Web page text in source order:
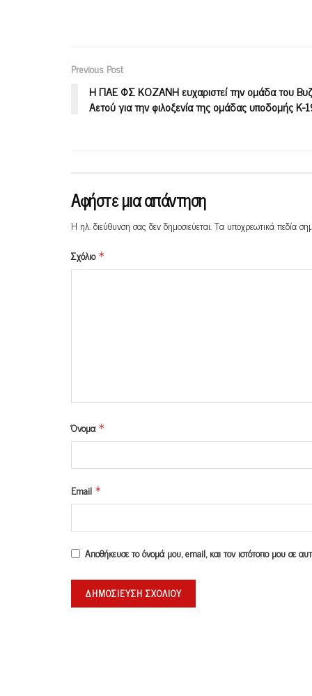
Previous Post
H ΠΑΕ ΦΣ ΚΟΖΑΝΗ ευχαριστεί την ομάδα του
Αετού για την φιλοξενία της ομάδας υποδομής Κ-
Αφήστε μια απάντηση
Η ηλ. διεύθυνση σας δεν δημοσιεύεται.Τα υποχρεωτικά πεδία
Σχόλιο *
Όνομα *
Email *
Αποθήκευσε το όνομά μου, email, και τον ιστότοπο μου σε